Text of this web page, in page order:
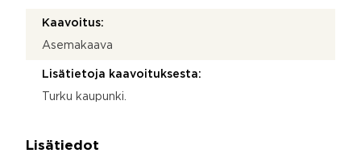
Kaavoitus:
Asemakaava
Lisätietoja kaavoituksesta:
Turku kaupunki.
Lisätiedot